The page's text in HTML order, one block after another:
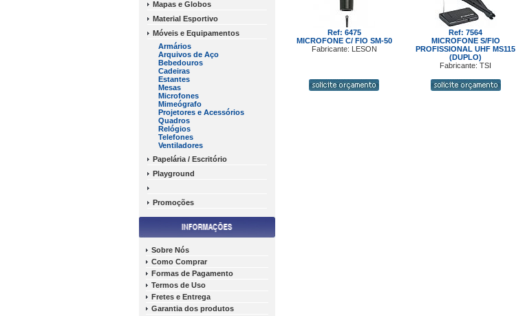
Mapas e Globos
Material Esportivo
Móveis e Equipamentos
Armários
Arquivos de Aço
Bebedouros
Cadeiras
Estantes
Mesas
Microfones
Mimeógrafo
Projetores e Acessórios
Quadros
Relógios
Telefones
Ventiladores
Papelária / Escritório
Playground
Promoções
Sobre Nós
Como Comprar
Formas de Pagamento
Termos de Uso
Fretes e Entrega
Garantia dos produtos
Ref: 6475
MICROFONE C/ FIO SM-50
Fabricante: LESON
Ref: 7564
MICROFONE S/FIO
PROFISSIONAL UHF MS115
(DUPLO)
Fabricante: TSI